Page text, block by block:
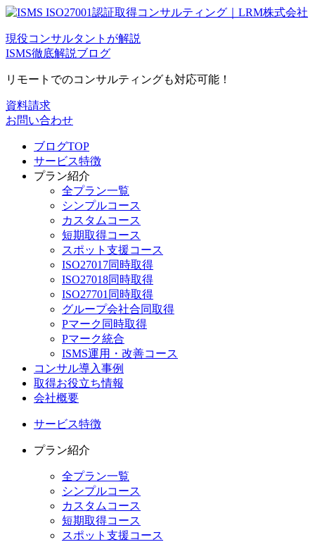
現役コンサルタントが解説
ISMS徹底解説ブログ
リモートでのコンサルティングも対応可能！
資料請求
お問い合わせ
ブログTOP
サービス特徴
プラン紹介
全プラン一覧
シンプルコース
カスタムコース
短期取得コース
スポット支援コース
ISO27017同時取得
ISO27018同時取得
ISO27701同時取得
グループ会社合同取得
Pマーク同時取得
Pマーク統合
ISMS運用・改善コース
コンサル導入事例
取得お役立ち情報
会社概要
サービス特徴
プラン紹介
全プラン一覧
シンプルコース
カスタムコース
短期取得コース
スポット支援コース